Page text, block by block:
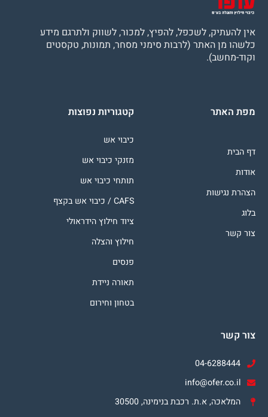
אין להעתיק, לשכפל, להפיץ, למכור, לשווק ולתרגם מידע
כלשהו מן האתר (לרבות סימני מסחר, תמונות, טקסטים
וקוד-מחשב).
מפת האתר
דף הבית
אודות
הצהרת נגישות
בלוג
צור קשר
קטגוריות נפוצות
כיבוי אש
מזנקי כיבוי אש
תותחי כיבוי אש
CAFS / כיבוי אש בקצף
ציוד חילוץ הידראולי
חילוץ והצלה
פנסים
תאורה ניידת
בטחון וחירום
צור קשר
04-6288444
info@ofer.co.il
המלאכה, א.ת. רכבת בנימינה, 30500